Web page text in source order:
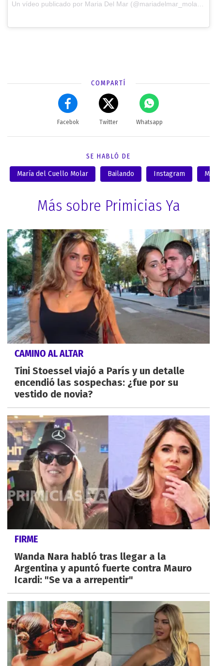
Un vídeo publicado por Maria Del Mar (@mariadelmar_molar) el
COMPARTÍ
Facebok Twitter Whatsapp
SE HABLÓ DE
María del Cuello Molar Bailando Instagram
Más sobre Primicias Ya
CAMINO AL ALTAR
Tini Stoessel viajó a París y un detalle
encendió las sospechas: ¿fue por su
vestido de novia?
FIRME
Wanda Nara habló tras llegar a la
Argentina y apuntó fuerte contra Mauro
Icardi: "Se va a arrepentir"